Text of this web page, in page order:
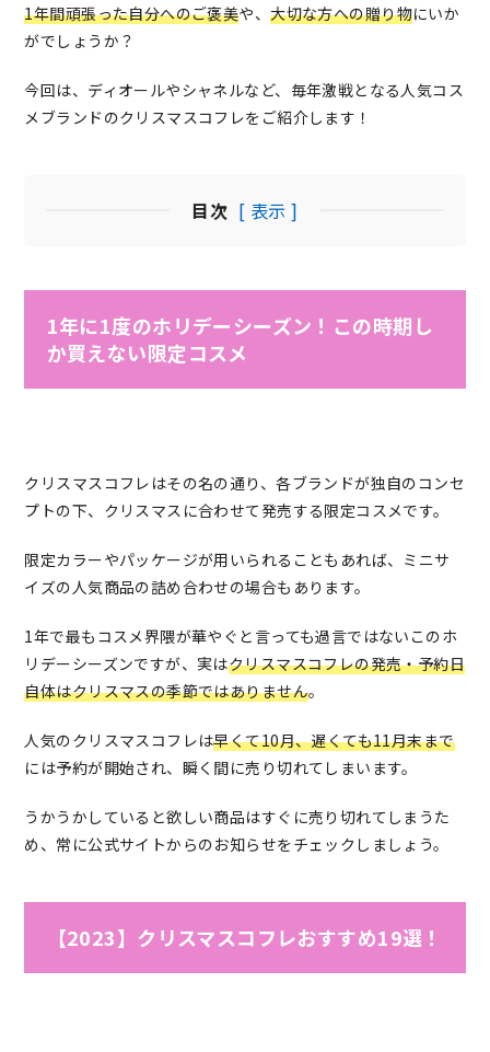
1年間頑張った自分へのご褒美や、大切な方への贈り物にいか
がでしょうか？
今回は、ディオールやシャネルなど、毎年激戦となる人気コス
メブランドのクリスマスコフレをご紹介します！
目次 [ 表示 ]
1年に1度のホリデーシーズン！この時期し
か買えない限定コスメ
クリスマスコフレはその名の通り、各ブランドが独自のコンセ
プトの下、クリスマスに合わせて発売する限定コスメです。
限定カラーやパッケージが用いられることもあれば、ミニサ
イズの人気商品の詰め合わせの場合もあります。
1年で最もコスメ界隈が華やぐと言っても過言ではないこのホ
リデーシーズンですが、実はクリスマスコフレの発売・予約日
自体はクリスマスの季節ではありません。
人気のクリスマスコフレは早くて10月、遅くても11月末まで
には予約が開始され、瞬く間に売り切れてしまいます。
うかうかしていると欲しい商品はすぐに売り切れてしまうた
め、常に公式サイトからのお知らせをチェックしましょう。
【2023】クリスマスコフレおすすめ19選！